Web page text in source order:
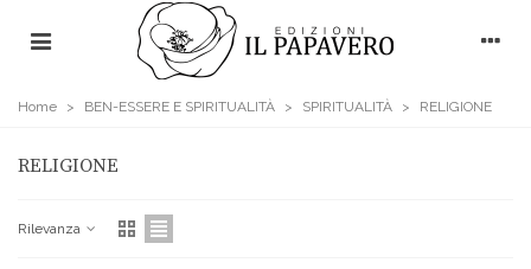
Home > BEN-ESSERE E SPIRITUALITÀ > SPIRITUALITÀ > RELIGIONE
RELIGIONE
Rilevanza